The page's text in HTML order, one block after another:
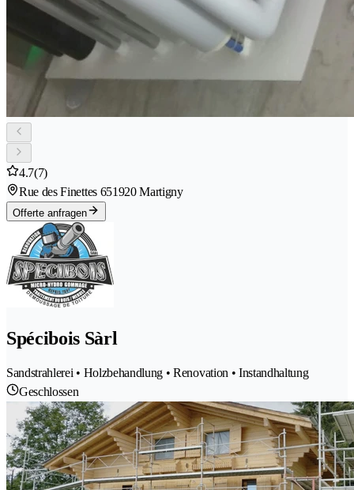
4.7(7)
Rue des Finettes 651920 Martigny
Offerte anfragen
Spécibois Sàrl
Sandstrahlerei • Holzbehandlung • Renovation • Instandhaltung
Geschlossen